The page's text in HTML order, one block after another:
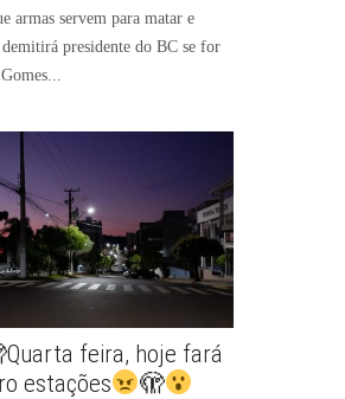
armas servem para matar e
presidente do BC se for
feira, hoje fará
estações
🫣